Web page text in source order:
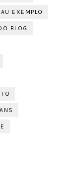
EXEMPLO
BLOG